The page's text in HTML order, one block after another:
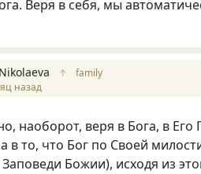
Веря в себя, мы
↑
family
назад
наоборот, веря в Бога, в
а в то, что Бог по Своей
Божии), исходя из